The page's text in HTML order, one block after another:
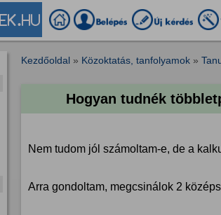
Kezdőoldal » Közoktatás, tanfolyamok »
Hogyan tudnék
Nem tudom jól számoltam-e, de a
Arra gondoltam, megcsinálok 2